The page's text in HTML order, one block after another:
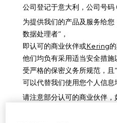
公司登记于意大利 ， 公司号码
为提供我们的产品及服务给
数据处理者”，
即认可的商业伙伴或Kering
他们均负有采用适当安全措施
受严格的保密义务所规范，且
可以代替我们使用您个人信息
请注意部分认可的商业伙伴，